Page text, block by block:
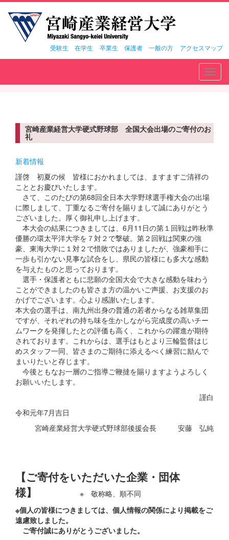
受験生 在学生 卒業生 保護者 一般の方 アクセスマップ
宮崎産業経営大学硬式野球部 全国大会出場のご寄付のお
礼
新着情報
謹啓 初夏の候 皆様におかれましては、ますますご清祥の
こととお慶びいたします。
さて、このたびの第68回全日本大学野球選手権大会の出場
に際しまして、丁重なるご寄付を賜りまして誠にありがとう
ございました。厚く御礼申し上げます。
本大会の結果につきましては、6月11日の第１回戦は昨秋準
優勝の環太平洋大学を７対２で撃破。第２回戦は関東の強
豪、東海大学に１対２で惜敗ではありましたが、強豪相手に
一歩も引かない見事な試合をし、県民の皆様にも多大な感動
を与えたものと思っております。
選手・保護者ともに悲願の全国大会で大きな感動を味わう
ことができましたのも皆さま方の温かいご声援、お支援のお
かげでございます。心より感謝いたします。
本大会の選手は、南九州出身の普通の若者からなる雑草集団
ですが、それぞれの持ち味を生かしながら完成度の高いチー
ムワークを発揮したとの評価も高く、これからの躍進が期待
されております。これからは、選手はもとより三輪監督はじ
めスタッフ一同、皆さまのご期待に添えるべく練習に励んで
まいりたいと存じます。
今後ともなお一層のご指導ご鞭撻を賜りますようよろしく
お願いいたします。
謹白
令和元年7月吉日
宮崎産業経営大学硬式野球部後援会長 安藤 弘純
【ご寄付をいただいた企業・団体
様】
※ 敬称略、順不同
※個人の皆様につきましては、個人情報の関係により掲載をご
遠慮致しました。
ご寄付誠にありがとうございました。